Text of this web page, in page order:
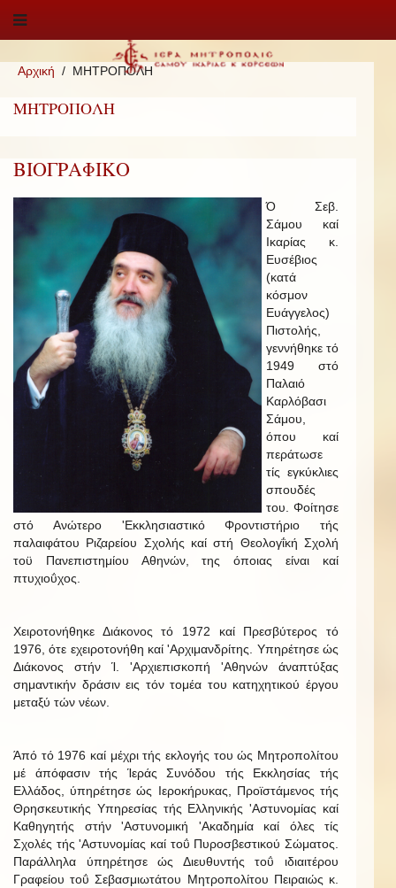
Αρχική ΜΗΤΡΟΠΟΛΗ
ΜΗΤΡΟΠΟΛΗ
ΒΙΟΓΡΑΦΙΚΟ
Ό Σεβ.
Σάμου καί
Ικαρίας κ.
Ευσέβιος
(κατά
κόσμον
Ευάγγελος)
Πιστολής,
γεννήθηκε τό
1949 στό
Παλαιό
Καρλόβασι
Σάμου,
όπου καί
περάτωσε
τίς εγκύκλιες
σπουδές
του. Φοίτησε
στό Ανώτερο 'Εκκλησιαστικό Φροντιστήριο τής
παλαιφάτου Ριζαρείου Σχολής καί στή Θεολογΐκή Σχολή
τοϋ Πανεπιστημίου Αθηνών, της όποιας είναι καί
πτυχιοΰχος.
Χειροτονήθηκε Διάκονος τό 1972 καί Πρεσβύτερος τό
1976, ότε εχειροτονήθη καί 'Αρχιμανδρίτης. Υπηρέτησε ώς
Διάκονος στήν Ί. 'Αρχιεπισκοπή 'Αθηνών άναπτύξας
σημαντικήν δράσιν εις τόν τομέα του κατηχητικού έργου
μεταξύ τών νέων.
Άπό τό 1976 καί μέχρι τής εκλογής του ώς Μητροπολίτου
μέ άπόφασιν τής Ίεράς Συνόδου τής Εκκλησίας τής
Ελλάδος, ύπηρέτησε ώς Ιεροκήρυκας, Προϊστάμενος τής
Θρησκευτικής Υπηρεσίας τής Ελληνικής 'Αστυνομίας καί
Καθηγητής στήν 'Αστυνομική 'Ακαδημία καί όλες τίς
Σχολές τής 'Αστυνομίας καί τοΰ Πυροσβεστικού Σώματος.
Παράλληλα ύπηρέτησε ώς Διευθυντής τοΰ ιδιαιτέρου
Γραφείου τοΰ Σεβασμιωτάτου Μητροπολίτου Πειραιώς κ.